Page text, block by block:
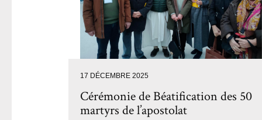
17 DÉCEMBRE 2025
Cérémonie de Béatification des 50
martyrs de l’apostolat